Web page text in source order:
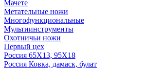
Мачете
Метательные ножи
Многофункциональные
Мультиинструменты
Охотничьи ножи
Первый цех
Россия 65Х13, 95Х18
Россия Ковка, дамаск, булат